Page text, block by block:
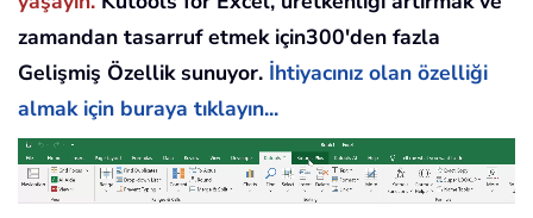
zamandan tasarruf etmek için300'den fazla
Gelişmiş Özellik sunuyor. İhtiyacınız olan özelliği
almak için buraya tıklayın...